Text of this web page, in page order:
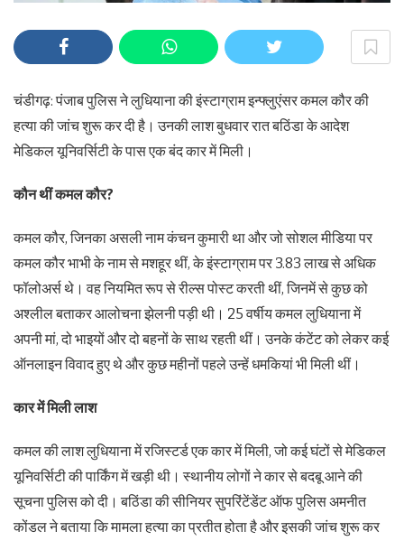
चंडीगढ़: पंजाब पुलिस ने लुधियाना की इंस्टाग्राम इन्फ्लुएंसर कमल कौर की
हत्या की जांच शुरू कर दी है। उनकी लाश बुधवार रात बठिंडा के आदेश
मेडिकल यूनिवर्सिटी के पास एक बंद कार में मिली।
कौन थीं कमल कौर?
कमल कौर, जिनका असली नाम कंचन कुमारी था और जो सोशल मीडिया पर
कमल कौर भाभी के नाम से मशहूर थीं, के इंस्टाग्राम पर 3.83 लाख से अधिक
फॉलोअर्स थे। वह नियमित रूप से रील्स पोस्ट करती थीं, जिनमें से कुछ को
अश्लील बताकर आलोचना झेलनी पड़ी थी। 25 वर्षीय कमल लुधियाना में
अपनी मां, दो भाइयों और दो बहनों के साथ रहती थीं। उनके कंटेंट को लेकर कई
ऑनलाइन विवाद हुए थे और कुछ महीनों पहले उन्हें धमकियां भी मिली थीं।
कार में मिली लाश
कमल की लाश लुधियाना में रजिस्टर्ड एक कार में मिली, जो कई घंटों से मेडिकल
यूनिवर्सिटी की पार्किंग में खड़ी थी। स्थानीय लोगों ने कार से बदबू आने की
सूचना पुलिस को दी। बठिंडा की सीनियर सुपरिंटेंडेंट ऑफ पुलिस अमनीत
कोंडल ने बताया कि मामला हत्या का प्रतीत होता है और इसकी जांच शुरू कर